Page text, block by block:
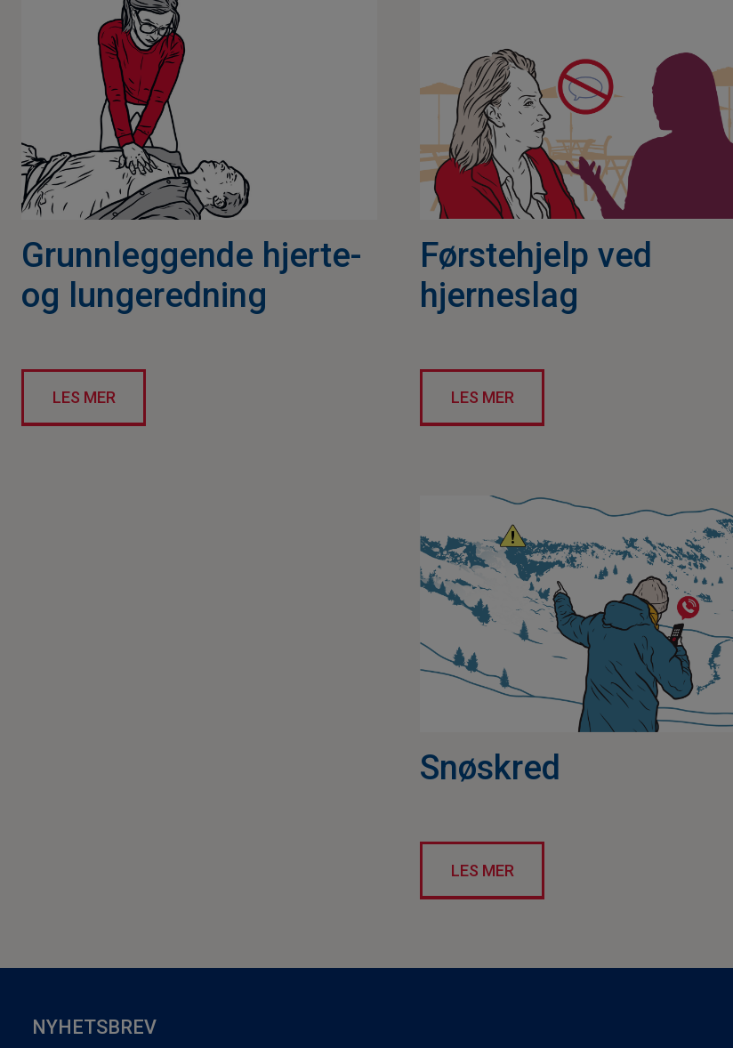
Grunnleggende hjerte-
og lungeredning
LES MER
Førstehjelp ved
hjerneslag
LES MER
Snøskred
LES MER
NYHETSBREV